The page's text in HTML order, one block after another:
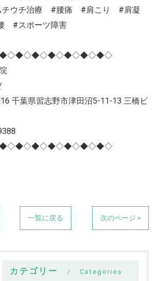
チウチ治療 #腰痛 #肩こり #肩凝
#スポーツ障害
千葉県習志野市津田沼5-11-13 三橋ビ
一覧に戻る 次のページ >
カテゴリー Categories